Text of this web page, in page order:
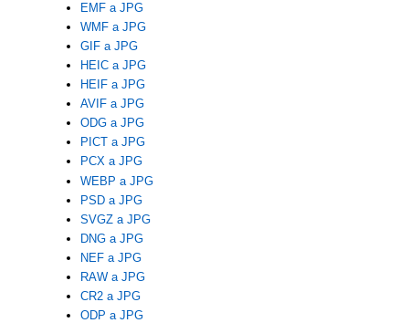
EMF a JPG
WMF a JPG
GIF a JPG
HEIC a JPG
HEIF a JPG
AVIF a JPG
ODG a JPG
PICT a JPG
PCX a JPG
WEBP a JPG
PSD a JPG
SVGZ a JPG
DNG a JPG
NEF a JPG
RAW a JPG
CR2 a JPG
ODP a JPG